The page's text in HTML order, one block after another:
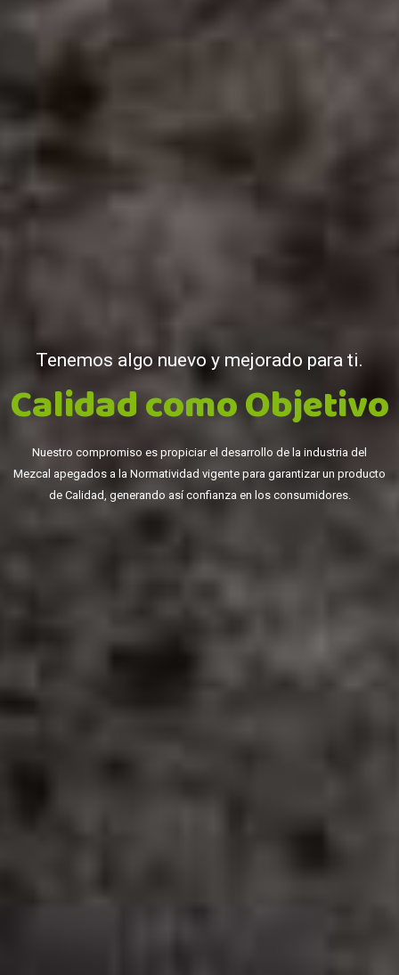
Tenemos algo nuevo y mejorado para ti.
CalidadcomoObjetivo
Nuestro compromiso es propiciar el desarrollo de la industria del
Mezcal apegados a la Normatividad vigente para garantizar un producto
de Calidad, generando así confianza en los consumidores.